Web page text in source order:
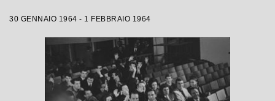
30 GENNAIO 1964 - 1 FEBBRAIO 1964